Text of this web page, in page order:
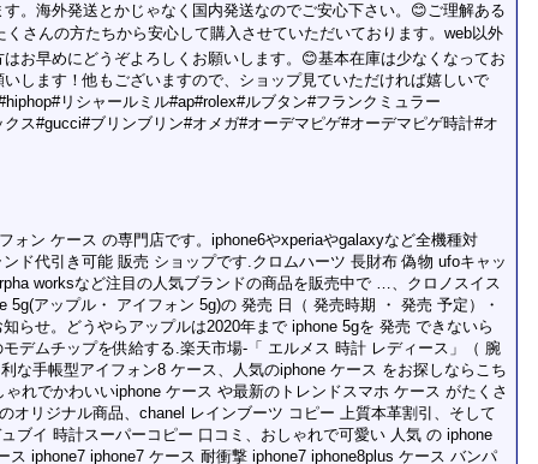
。海外発送とかじゃなく国内発送なのでご安心下さい。😊ご理解ある
さんの方たちから安心して購入させていただいております。web以外
お早めにどうぞよろしくお願いします。😊基本在庫は少なくなってお
します！他もございますので、ショップ見ていただければ嬉しいで
リシャールミル#ap#rolex#ルブタン#フランクミュラー
ス#gucci#ブリンブリン#オメガ#オーデマピゲ#オーデマピゲ時計#オ
ォン ケース の専門店です。iphone6やxperiaやgalaxyなど全機種対
ド代引き可能 販売 ショップです.クロムハーツ 長財布 偽物 ufoキャッ
worksなど注目の人気ブランドの商品を販売中で …、クロノスイス
5g(アップル・ アイフォン 5g)の 発売 日（ 発売時期 ・ 発売 予定）・
らせ。どうやらアップルは2020年まで iphone 5gを 発売 できないら
デムチップを供給する.楽天市場-「 エルメス 時計 レディース」（ 腕
な手帳型アイフォン8 ケース、人気のiphone ケース をお探しならこち
れでかわいいiphone ケース や最新のトレンドスマホ ケース がたくさ
オリジナル商品、chanel レインブーツ コピー 上質本革割引、そして
ブイ 時計スーパーコピー 口コミ、おしゃれで可愛い 人気 の iphone
ス iphone7 iphone7 ケース 耐衝撃 iphone7 iphone8plus ケース バンパ